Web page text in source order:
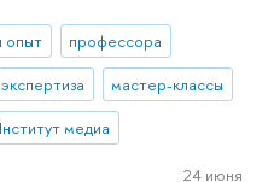
опыт
профессора
экспертиза
мастер-классы
медиа
24 июня